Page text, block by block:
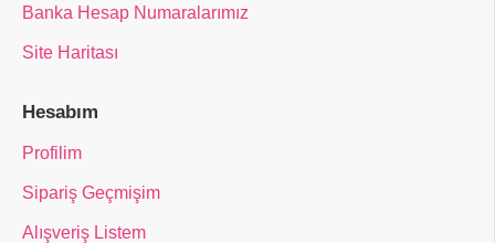
Banka Hesap Numaralarımız
Site Haritası
Hesabım
Profilim
Sipariş Geçmişim
Alışveriş Listem